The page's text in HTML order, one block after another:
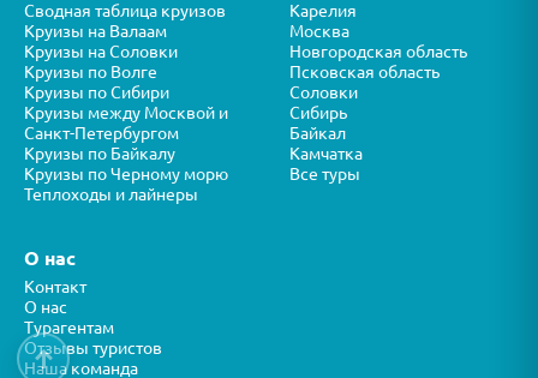
Сводная таблица круизов
Круизы на Валаам
Круизы на Соловки
Круизы по Волге
Круизы по Сибири
Круизы между Москвой и
Санкт-Петербургом
Круизы по Байкалу
Круизы по Черному морю
Теплоходы и лайнеры
Карелия
Москва
Новгородская область
Псковская область
Соловки
Сибирь
Байкал
Камчатка
Все туры
О нас
Контакт
О нас
Турагентам
Отзывы туристов
Наша команда
↑